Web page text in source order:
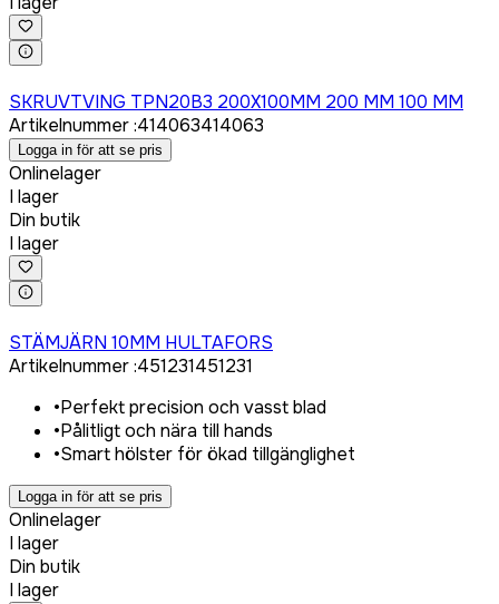
SKRUVTVING TPN20B3 200X100MM 200 MM 100 MM
Artikelnummer:414063414063
Logga in för att se pris
Onlinelager
I lager
Din butik
I lager
STÄMJÄRN 10MM HULTAFORS
Artikelnummer:451231451231
•Perfekt precision och vasst blad
•Pålitligt och nära till hands
•Smart hölster för ökad tillgänglighet
Logga in för att se pris
Onlinelager
I lager
Din butik
I lager